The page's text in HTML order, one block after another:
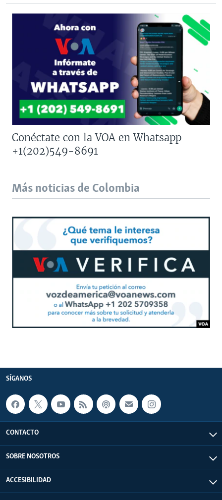
Conéctate con la VOA en Whatsapp
+1(202)549-8691
Más noticias de Colombia
SÍGANOS
CONTACTO
SOBRE NOSOTROS
ACCESIBILIDAD